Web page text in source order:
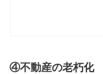
④不動産の老朽化